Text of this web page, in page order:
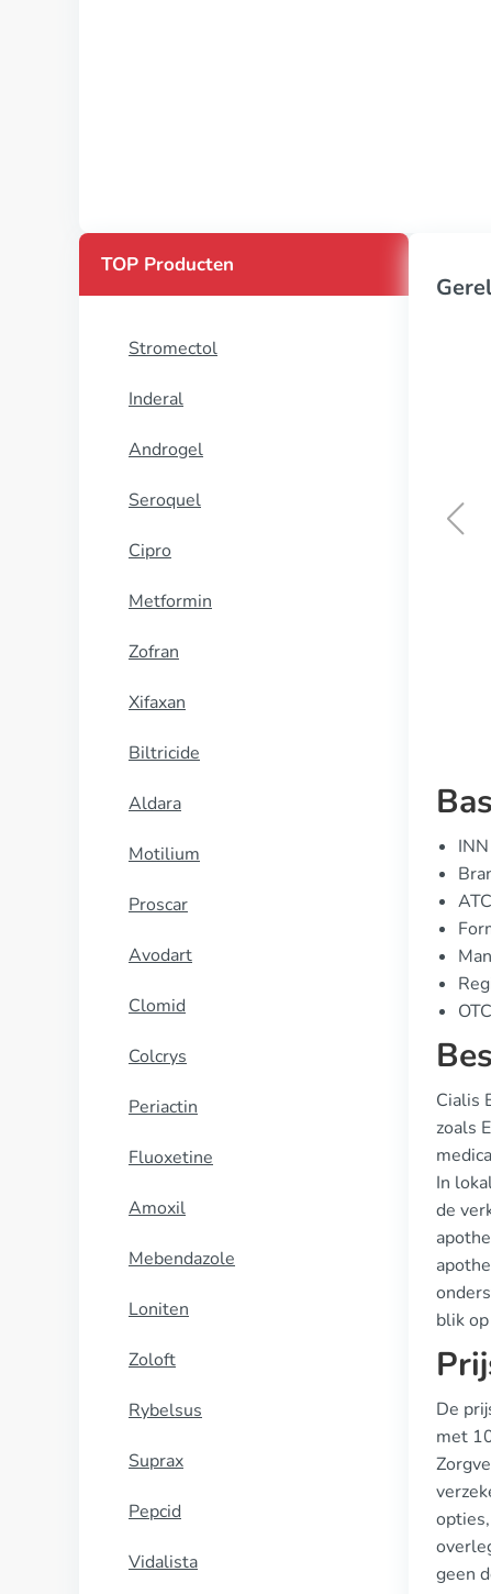
TOP Producten
Stromectol
Inderal
Androgel
Seroquel
Cipro
Metformin
Zofran
Xifaxan
Biltricide
Aldara
Motilium
Proscar
Avodart
Clomid
Colcrys
Periactin
Fluoxetine
Amoxil
Mebendazole
Loniten
Zoloft
Rybelsus
Suprax
Pepcid
Vidalista
Cialis
zoals
In
de
blik
De
met
geen